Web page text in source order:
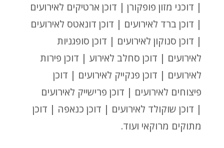
| דוכני מזון פופקורן | דוכן ארטיקים לאירועים
| דוכן ברד לאירועים | דוכן דונאטס לאירועים
| דוכן סנוקון לאירועים | דוכן סופגניות
לאירועים | דוכן סחלב לאירוע | דוכן פירות
לאירועים | דוכן פנקייק לאירועים | דוכן
פיצוחים לאירועים | דוכן פרישייק לאירועים
| דוכן שוקולד לאירועים | דוכן כנאפה | דוכן
מתוקים מרוקאי ועוד.